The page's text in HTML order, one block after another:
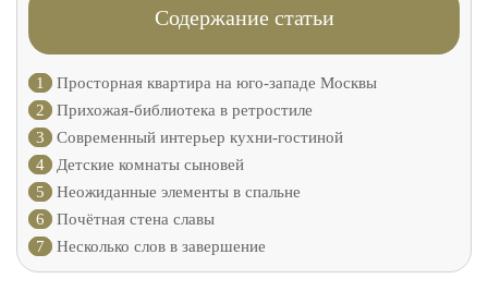
Содержание статьи
1
Просторная квартира на юго-западе Москвы
2
Прихожая-библиотека в ретростиле
3
Современный интерьер кухни-гостиной
4
Детские комнаты сыновей
5
Неожиданные элементы в спальне
6
Почётная стена славы
7
Несколько слов в завершение